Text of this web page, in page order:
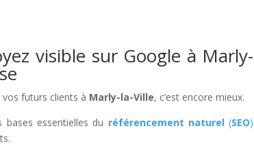
visible sur Google à Marly-
vos futurs clients à Marly-la-Ville, c’est encore mieux.
essentielles du référencement naturel (SEO)